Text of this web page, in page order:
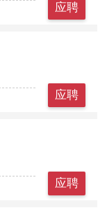
应聘
应聘
应聘